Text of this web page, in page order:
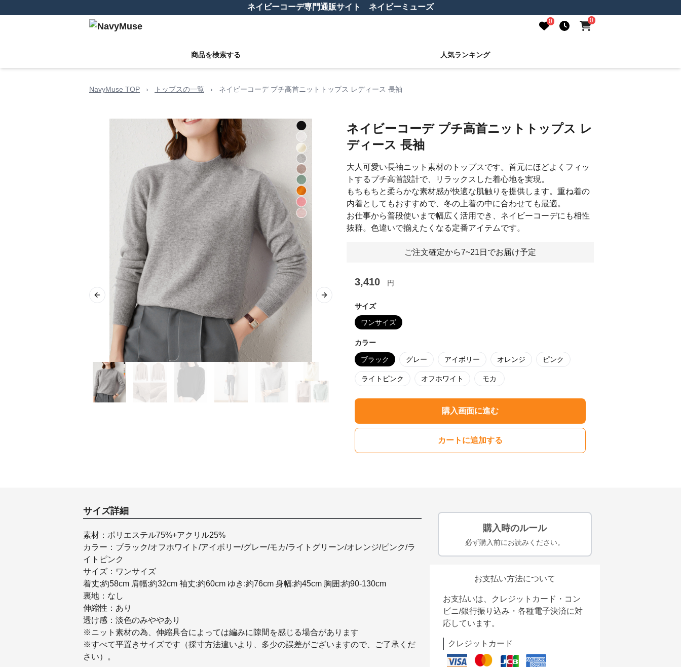
ネイビーコーデ専門通販サイト ネイビーミューズ
0 0
商品を検索する 人気ランキング
NavyMuse TOP › トップスの一覧 › ネイビーコーデ プチ高首ニットトップス レディース 長袖
Previous slide Next slide
ネイビーコーデ プチ高首ニットトップス レ
ディース 長袖
大人可愛い長袖ニット素材のトップスです。首元にほどよくフィッ
トするプチ高首設計で、リラックスした着心地を実現。
もちもちと柔らかな素材感が快適な肌触りを提供します。重ね着の
内着としてもおすすめで、冬の上着の中に合わせても最適。
お仕事から普段使いまで幅広く活用でき、ネイビーコーデにも相性
抜群。色違いで揃えたくなる定番アイテムです。
ご注文確定から7~21日でお届け予定
3,410 円
サイズ
ワンサイズ
カラー
ブラック グレー アイボリー オレンジ ピンク
ライトピンク オフホワイト モカ
購入画面に進む
カートに追加する
サイズ詳細
素材：ポリエステル75%+アクリル25%
カラー：ブラック/オフホワイト/アイボリー/グレー/モカ/ライトグリーン/オレンジ/ピンク/ラ
イトピンク
サイズ：ワンサイズ
着丈:約58cm 肩幅:約32cm 袖丈:約60cm ゆき:約76cm 身幅:約45cm 胸囲:約90-130cm
裏地：なし
伸縮性：あり
透け感：淡色のみややあり
※ニット素材の為、伸縮具合によっては編みに隙間を感じる場合があります
※すべて平置きサイズです（採寸方法違いより、多少の誤差がございますので、ご了承くだ
さい）。
購入時のルール
必ず購入前にお読みください。
お支払い方法について
お支払いは、クレジットカード・コン
ビニ/銀行振り込み・各種電子決済に対
応しています。
クレジットカード